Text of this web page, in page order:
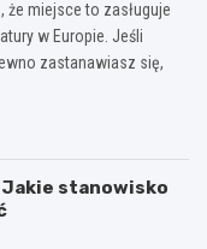
że miejsce to zasługuje
w Europie. Jeśli
zastanawiasz się,
Jakie stanowisko